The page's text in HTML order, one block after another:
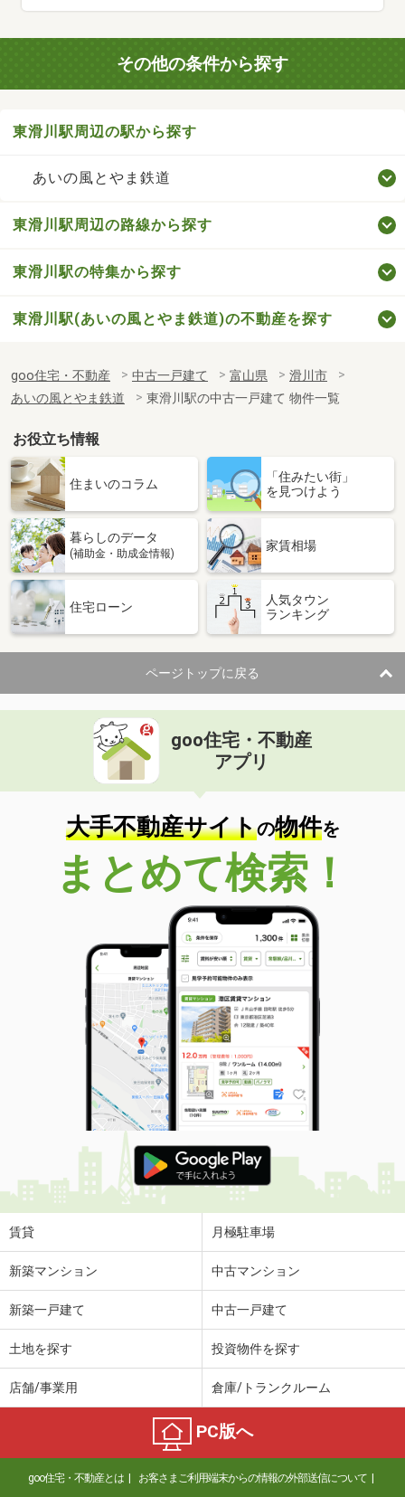
その他の条件から探す
東滑川駅周辺の駅から探す
あいの風とやま鉄道
東滑川駅周辺の路線から探す
東滑川駅の特集から探す
東滑川駅(あいの風とやま鉄道)の不動産を探す
goo住宅・不動産 中古一戸建て 富山県
滑川市
あいの風とやま鉄道
東滑川駅の中古一戸建て 物件一覧
お役立ち情報
住まいのコラム
「住みたい街」
を見つけよう
暮らしのデータ
(補助金・助成金情報)
家賃相場
住宅ローン
人気タウン
ランキング
ページトップに戻る
goo住宅・不動産
アプリ
大手不動産サイトの物件を
まとめて検索！
賃貸 月極駐車場
新築マンション 中古マンション
新築一戸建て 中古一戸建て
土地を探す 投資物件を探す
店舗/事業用 倉庫/トランクルーム
PC版へ
goo住宅・不動産とは お客さまご利用端末からの情報の外部送信について